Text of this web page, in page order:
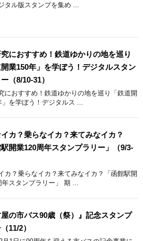
タル版スタンプを集め ...
におすすめ！鉄道ゆかりの地を巡り
開業150年」を学ぼう！デジタルスタン
（8/10-31）
におすすめ！鉄道ゆかりの地を巡り「鉄道開
を学ぼう！デジタルス ...
カ？乗らなイカ？来てみなイカ？
駅開業120周年スタンプラリー」（9/3-
カ？乗らなイカ？来てみなイカ？「函館駅開
年スタンプラリー」 期 ...
屋の市バス90歳（祭）』記念スタンプ
11/2）